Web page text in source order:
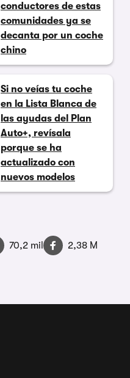
conductores de estas
comunidades ya se
decanta por un coche
chino
Si no veías tu coche
en la Lista Blanca de
las ayudas del Plan
Auto+, revísala
porque se ha
actualizado con
nuevos modelos
70,2 mil
2,38 M